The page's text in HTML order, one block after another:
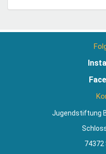
Jugendstiftung
74372